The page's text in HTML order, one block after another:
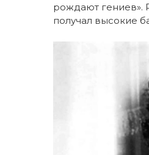
рождают гениев».
получал высокие